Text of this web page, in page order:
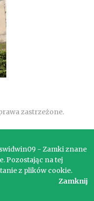
zastrzeżone.
- Zamki znane
Pozostając na tej
z plików cookie.
Zamknij